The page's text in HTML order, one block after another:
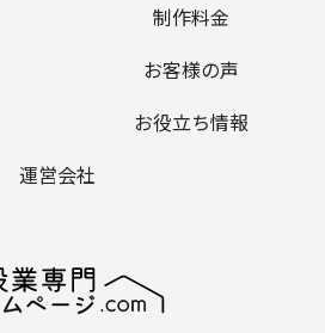
制作料金
お客様の声
お役立ち情報
運営会社